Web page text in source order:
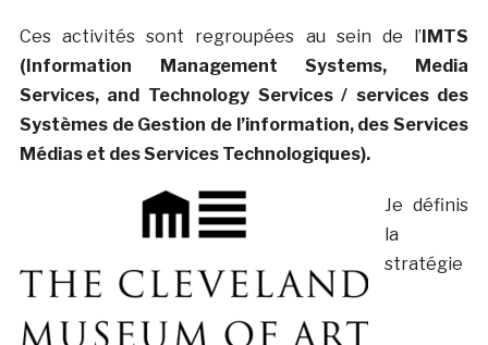
Ces activités sont regroupées au sein de l’IMTS
(Information Management Systems, Media
Services, and Technology Services / services des
Systèmes de Gestion de l’information, des Services
Médias et des Services Technologiques).
Je définis
la
stratégie